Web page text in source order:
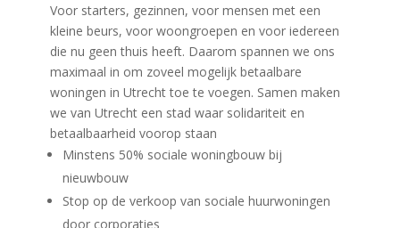
Voor starters, gezinnen, voor mensen met een
kleine beurs, voor woongroepen en voor iedereen
die nu geen thuis heeft. Daarom spannen we ons
maximaal in om zoveel mogelijk betaalbare
woningen in Utrecht toe te voegen. Samen maken
we van Utrecht een stad waar solidariteit en
betaalbaarheid voorop staan
Minstens 50% sociale woningbouw bij
nieuwbouw
Stop op de verkoop van sociale huurwoningen
door corporaties